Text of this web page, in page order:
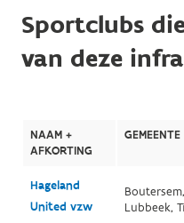
Sportclubs
van deze
NAAM +
AFKORTING
GEMEENTE
Hageland
United vzw
Boutersem,
Lubbeek,